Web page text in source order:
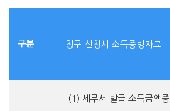
구분 창구 신청시 소득증빙자료
(1) 세무서 발급 소득금액증